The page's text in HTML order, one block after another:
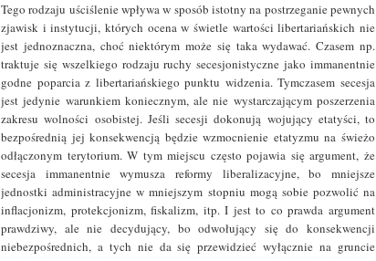
Tego rodzaju uściślenie wpływa w sposób istotny na postrzeganie pewnych
zjawisk i instytucji, których ocena w świetle wartości libertariańskich nie
jest jednoznaczna, choć niektórym może się taka wydawać. Czasem np.
traktuje się wszelkiego rodzaju ruchy secesjonistyczne jako immanentnie
godne poparcia z libertariańskiego punktu widzenia. Tymczasem secesja
jest jedynie warunkiem koniecznym, ale nie wystarczającym poszerzenia
zakresu wolności osobistej. Jeśli secesji dokonują wojujący etatyści, to
bezpośrednią jej konsekwencją będzie wzmocnienie etatyzmu na świeżo
odłączonym terytorium. W tym miejscu często pojawia się argument, że
secesja immanentnie wymusza reformy liberalizacyjne, bo mniejsze
jednostki administracyjne w mniejszym stopniu mogą sobie pozwolić na
inflacjonizm, protekcjonizm, fiskalizm, itp. I jest to co prawda argument
prawdziwy, ale nie decydujący, bo odwołujący się do konsekwencji
niebezpośrednich, a tych nie da się przewidzieć wyłącznie na gruncie